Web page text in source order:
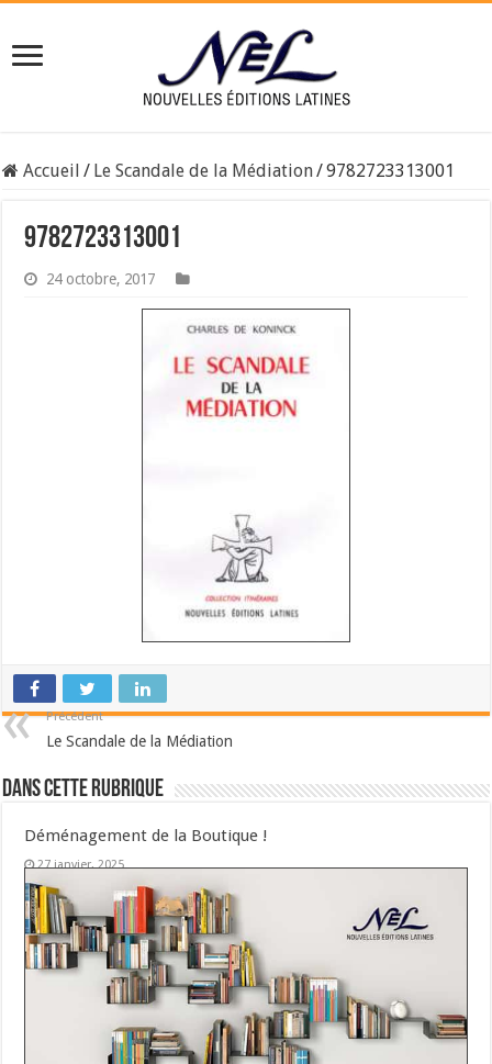
Accueil / Le Scandale de la Médiation/9782723313001
9782723313001
24 octobre, 2017
Précédent
Le Scandale de la Médiation
Dans cette Rubrique
Déménagement de la Boutique !
27 janvier, 2025